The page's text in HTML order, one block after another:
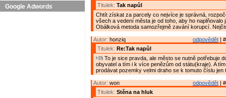
Google Adwords
Titulek: Tak napůl
Chtít získat za parcely co nejvíce je správná,
všech a vedení města je od toho, aby ho naplňovalo
Obálková metoda samozřejmě zavání korupcí.
odpovědět |
Autor: honziq
Titulek: Re:Tak napůl
To je sice pravda, ale město se nutně potřebuje
obyvatel a tím i k více penězům od státu(kraje). A
prodávat pozemky velmi draho se k tomuto číslu jen
odpovědět |
Autor: won
Titulek: Stěna na hluk